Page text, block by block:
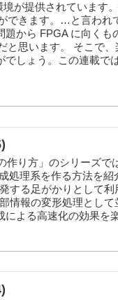
が提供されています
できます。…と言われ
から FPGA に向くも
思います。 そこで
しょう。この連載で
作り方」のシリーズで
処理系を作る方法を
する足がかりとして
情報の変形処理とし
よる高速化の効果を